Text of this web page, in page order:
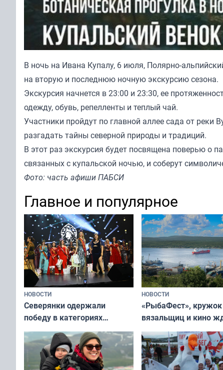
В ночь на Ивана Купалу, 6 июля, Полярно-
на вторую и последнюю ночную экскурсию сезона.
Экскурсия начнется в 23:00 и 23:30, ее
одежду, обувь, репелленты и теплый чай.
Участники пройдут по главной аллее сада от
разгадать тайны северной природы и традиций.
В этот раз экскурсия будет посвящена поверью о
связанных с купальской ночью, и соберут
Фото: часть афиши ПАБСИ
Главное и популярное
НОВОСТИ
Северянки одержали
победу в категориях
всероссийского конкурса
«Мисс и Миссис Великая
Русь»
НОВОСТИ
«РыбаФест», кружок
вязальщиц и кино
мурманчан в эти